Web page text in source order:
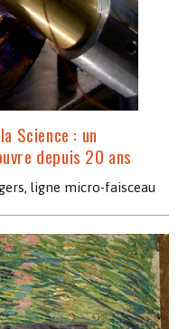
Science : un
depuis 20 ans
ligne micro-faisceau